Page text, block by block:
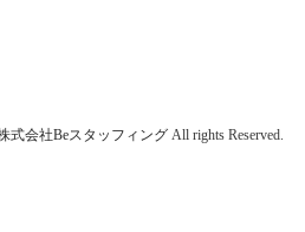
式会社Beスタッフィング All rights Reserved.